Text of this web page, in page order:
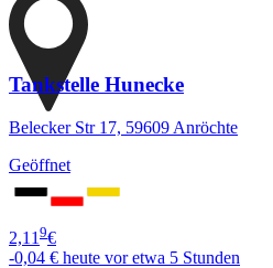
Tankstelle Hunecke
Belecker Str 17, 59609 Anröchte
Geöffnet
2,11 9€
-0,04 € heute vor etwa 5 Stunden